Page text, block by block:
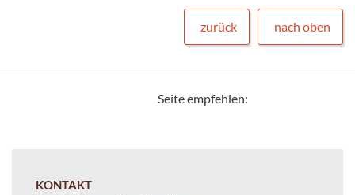
zurück nach oben
Seite empfehlen:
KONTAKT